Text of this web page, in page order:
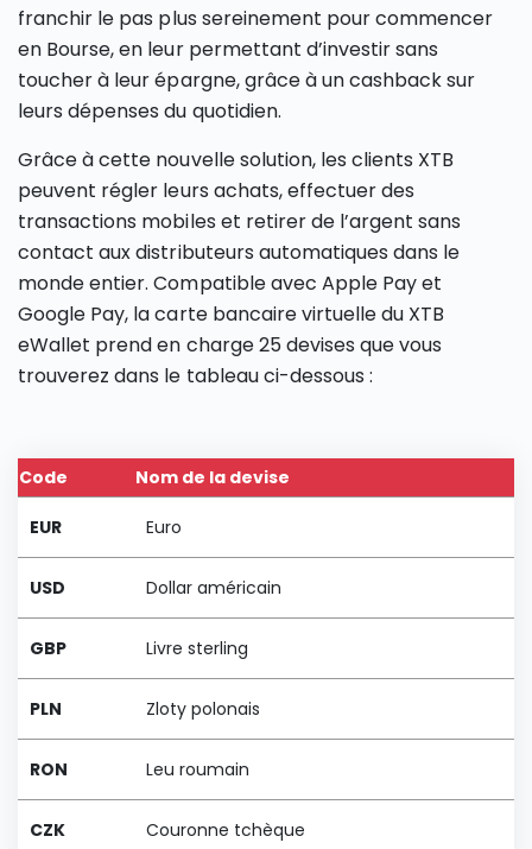
franchir le pas plus sereinement pour commencer
en Bourse, en leur permettant d’investir sans
toucher à leur épargne, grâce à un cashback sur
leurs dépenses du quotidien.
Grâce à cette nouvelle solution, les clients XTB
peuvent régler leurs achats, effectuer des
transactions mobiles et retirer de l’argent sans
contact aux distributeurs automatiques dans le
monde entier. Compatible avec Apple Pay et
Google Pay, la carte bancaire virtuelle du XTB
eWallet prend en charge 25 devises que vous
trouverez dans le tableau ci-dessous :
Code Nom de la devise
EUR Euro
USD Dollar américain
GBP Livre sterling
PLN Zloty polonais
RON Leu roumain
CZK Couronne tchèque